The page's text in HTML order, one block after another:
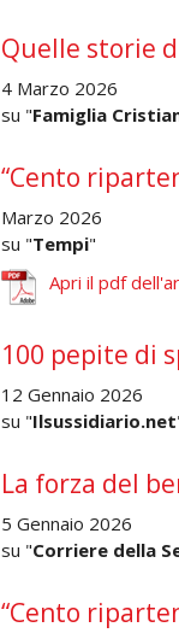
Quelle storie
4 Marzo 2026
su "Famiglia
“Cento
Marzo 2026
su "Tempi"
Apri il pdf
100 pepite di
12 Gennaio 2026
su "Ilsussidiario.net
La forza del
5 Gennaio 2026
su "Corriere della
“Cento